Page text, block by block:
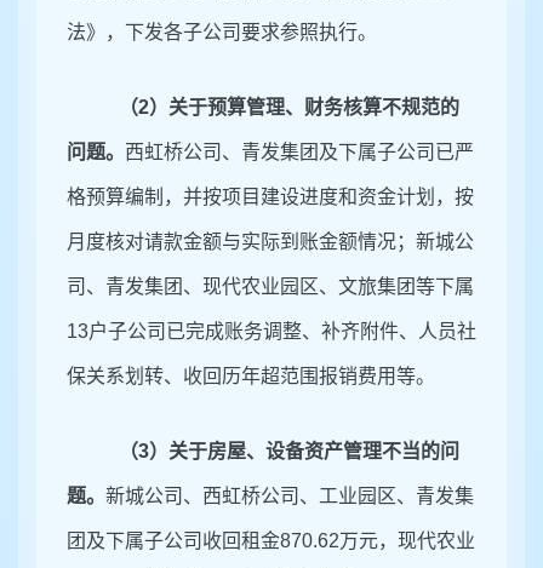
法》，下发各子公司要求参照执行。
（2） 关于预算管理、财务核算不规范的
问题。 西虹桥公司、青发集团及下属子公司已严
格预算编制，并按项目建设进度和资金计划，按
月度核对请款金额与实际到账金额情况；新城公
司、青发集团、现代农业园区、文旅集团等下属
13户子公司已完成账务调整、补齐附件、人员社
保关系划转、收回历年超范围报销费用等。
（3） 关于房屋、设备资产管理不当的问
题。 新城公司、西虹桥公司、工业园区、青发集
团及下属子公司收回租金870.62万元，现代农业